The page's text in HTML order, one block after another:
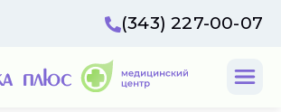
(343) 227-00-07